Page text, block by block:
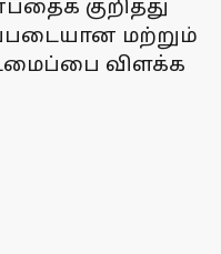
குறித்து
மற்றும்
விளக்க